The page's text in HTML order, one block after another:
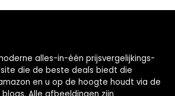
alles-in-één prijsvergelijkings-
die de beste deals biedt die
en u op de hoogte houdt via de
Alle afbeeldingen zijn